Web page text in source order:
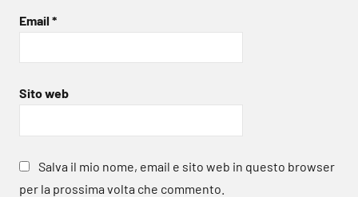
Email *
Sito web
Salva il mio nome, email e sito web in questo browser
per la prossima volta che commento.